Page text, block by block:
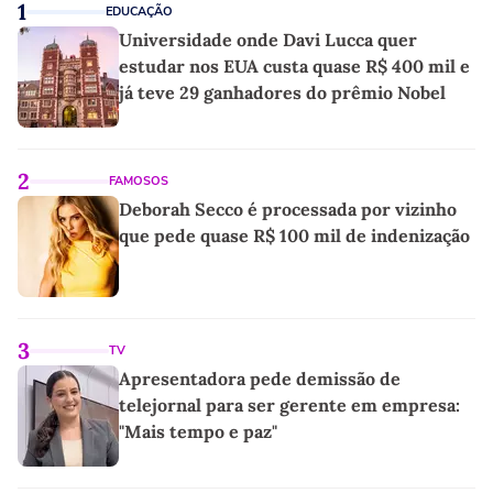
1 EDUCAÇÃO
Universidade onde Davi Lucca quer
estudar nos EUA custa quase R$ 400 mil e
já teve 29 ganhadores do prêmio Nobel
2 FAMOSOS
Deborah Secco é processada por vizinho
que pede quase R$ 100 mil de indenização
3 TV
Apresentadora pede demissão de
telejornal para ser gerente em empresa:
"Mais tempo e paz"